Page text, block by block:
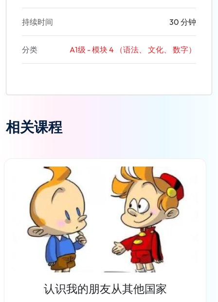
持续时间 30 分钟
分类 A1级 - 模块 4 （语法、 文化、 数字）
相关课程
认识我的朋友从其他国家